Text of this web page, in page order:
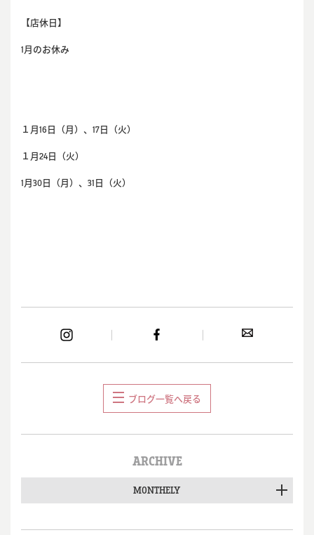
【店休日】
1月のお休み
１月16日（月）、17日（火）
１月24日（火）
1月30日（月）、31日（火）
ブログ一覧へ戻る
ARCHIVE
MONTHELY